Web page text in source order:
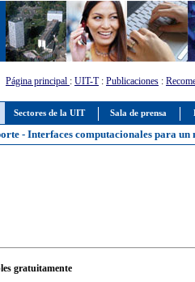
Sectores de la UIT Sala de prensa
Página principal : UIT-T: Publicaciones :
- Interfaces computacionales para
gratuitamente